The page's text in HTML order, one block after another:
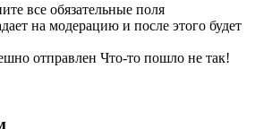
все обязательные поля
на модерацию и после этого будет
отправлен Что-то пошло не так!